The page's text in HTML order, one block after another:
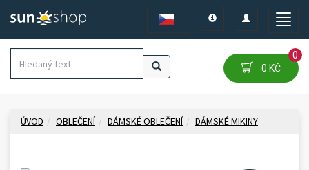
Toggle
Toggle
navigation
Toggle
0 KČ
0
ÚVOD OBLEČENÍ DÁMSKÉ OBLEČENÍ DÁMSKÉ MIKINY